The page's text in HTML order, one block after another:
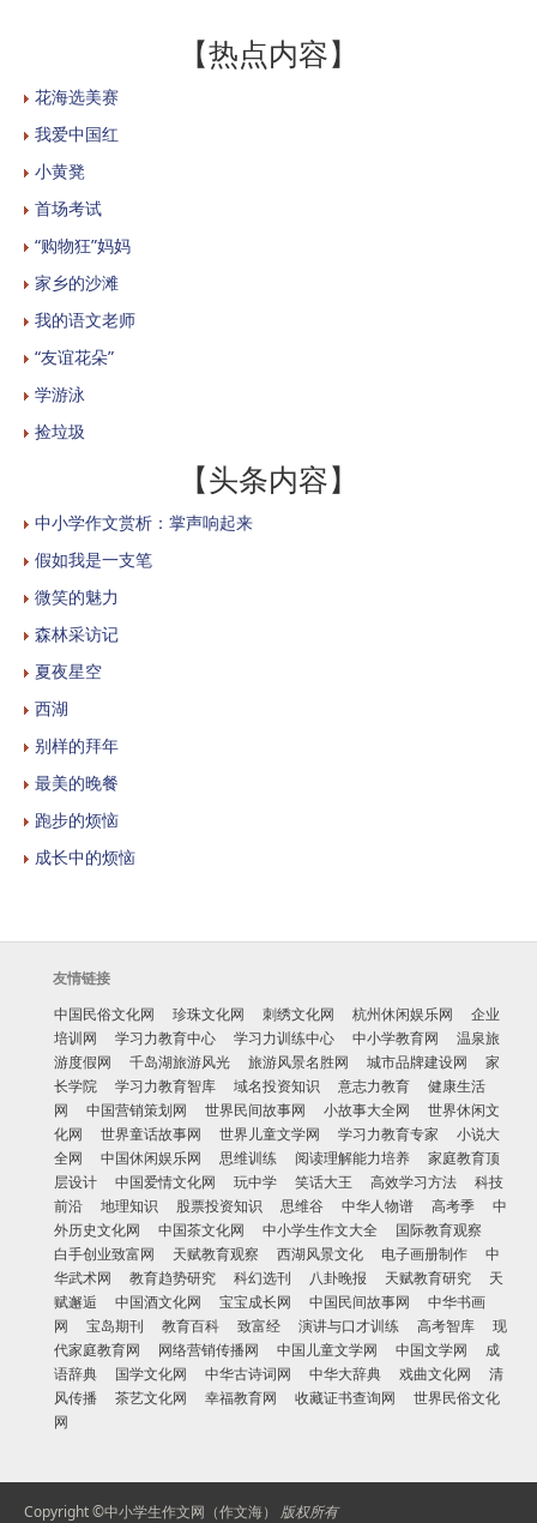
【热点内容】
花海选美赛
我爱中国红
小黄凳
首场考试
“购物狂”妈妈
家乡的沙滩
我的语文老师
“友谊花朵”
学游泳
捡垃圾
【头条内容】
中小学作文赏析：掌声响起来
假如我是一支笔
微笑的魅力
森林采访记
夏夜星空
西湖
别样的拜年
最美的晚餐
跑步的烦恼
成长中的烦恼
友情链接
中国民俗文化网
珍珠文化网 刺绣文化网 杭州休闲娱乐网
企业
培训网
学习力教育中心 学习力训练中心 中小学教育网
温泉旅
游度假网
千岛湖旅游风光 旅游风景名胜网 城市品牌建设网
家
长学院
学习力教育智库 域名投资知识 意志力教育
健康生活
网
中国营销策划网 世界民间故事网 小故事大全网
世界休闲文
化网
世界童话故事网 世界儿童文学网 学习力教育专家
小说大
全网
中国休闲娱乐网 思维训练 阅读理解能力培养
家庭教育顶
层设计
中国爱情文化网 玩中学 笑话大王 高效学习方法
科技
前沿
地理知识 股票投资知识 思维谷 中华人物谱 高考季
中
外历史文化网
中国茶文化网 中小学生作文大全
国际教育观察
白手创业致富网
天赋教育观察 西湖风景文化 电子画册制作
中
华武术网
教育趋势研究 科幻选刊 八卦晚报 天赋教育研究
天
赋邂逅
中国酒文化网 宝宝成长网 中国民间故事网
中华书画
网
宝岛期刊 教育百科 致富经 演讲与口才训练 高考智库
现
代家庭教育网
网络营销传播网 中国儿童文学网 中国文学网
成
语辞典
国学文化网 中华古诗词网 中华大辞典 戏曲文化网
清
风传播
茶艺文化网 幸福教育网 收藏证书查询网
世界民俗文化
网
Copyright ©中小学生作文网（作文海） 版权所有